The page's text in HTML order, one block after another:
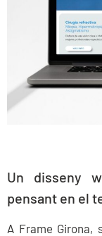
Un disseny
pensant en el
A Frame Girona,